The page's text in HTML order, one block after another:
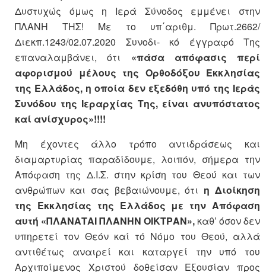
Δυστυχώς όμως η Ιερά Σύνοδος εμμένει στην
ΠΛΑΝΗ ΤΗΣ! Με το υπ΄αριθμ. Πρωτ.2662/
Διεκπ.1243/02.07.2020 Συνοδι- κό έγγραφό Της
επαναλαμβάνει, ότι «πάσα απόφασις περί
αφορισμού μέλους της Ορθοδόξου Εκκλησίας
της Ελλάδος, η οποία δεν εξεδόθη υπό της Ιεράς
Συνόδου της Ιεραρχίας Της, είναι ανυπόστατος
καί ανίσχυρος»!!!!
Μη έχοντες άλλο τρόπο αντιδράσεως και
διαμαρτυρίας παραδίδουμε, λοιπόν, σήμερα την
Απόφαση της Δ.Ι.Σ. στην κρίση του Θεού και των
ανθρώπων και σας βεβαιώνουμε, ότι η Διοίκηση
της Εκκλησίας της Ελλάδος με την Απόφαση
αυτή «ΠΛΑΝΑΤΑΙ ΠΛΑΝΗΝ ΟΙΚΤΡΑΝ», καθ’ όσον δεν
υπηρετεί τον Θεόν καί τό Νόμο του Θεού, αλλά
αντιθέτως αναιρεί και καταργεί την υπό του
Αρχιποίμενος Χριστού δοθείσαν Εξουσίαν προς